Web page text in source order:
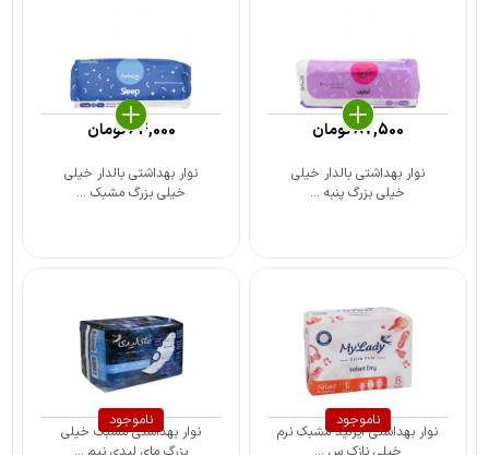
نوار بهداشتی بالدار خیلی
خیلی بزرگ پنبه ...
87,500تومان
نوار بهداشتی بالدار خیلی
خیلی بزرگ مشبک ...
64,000تومان
ناموجود
نوار بهداشتی ایرلید مشبک نرم
ناموجود
نوار بهداشتی مشبک خیلی